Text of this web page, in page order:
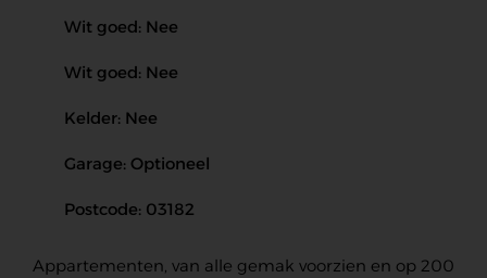
Wit goed: Nee
Wit goed: Nee
Kelder: Nee
Garage: Optioneel
Postcode: 03182
Appartementen, van alle gemak voorzien en op 200